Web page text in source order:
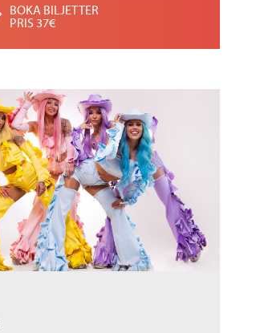
BOKA BILJETTER
PRIS 37€